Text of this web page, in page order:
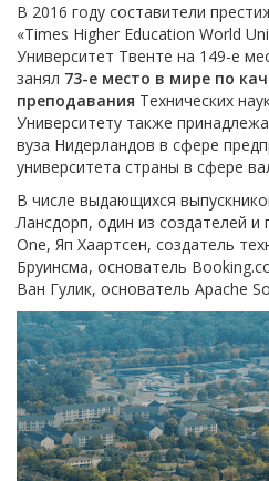
В 2016 году составители
«Times Higher Education World
Университет Твенте на 149-е
занял 73-е место в мире по
преподавания Технических
Университету также
вуза Нидерландов в сфере
университета страны в сфере
В числе выдающихся
Лансдорп, один из создателей и
One, Яп Хаартсен, создатель
Бруинсма, основатель
Ван Гулик, основатель Apache